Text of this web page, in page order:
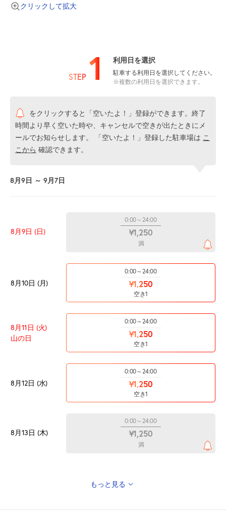
クリックして拡大
STEP 1 利用日を選択
駐車する利用日を選択してください。
※複数の利用日を選択できます。
をクリックすると「空いたよ！」登録ができます。終了
時間より早く空いた時や、キャンセルで空きが出たときにメ
ールでお知らせします。 「空いたよ！」登録した駐車場は こ
こから 確認できます。
8月9日 ～ 9月7日
8月9日 (日)
0:00～24:00
¥1,250
満
8月10日 (月)
0:00～24:00
¥1,250
空き1
8月11日 (火)
山の日
0:00～24:00
¥1,250
空き1
8月12日 (水)
0:00～24:00
¥1,250
空き1
8月13日 (木)
0:00～24:00
¥1,250
満
もっと見る